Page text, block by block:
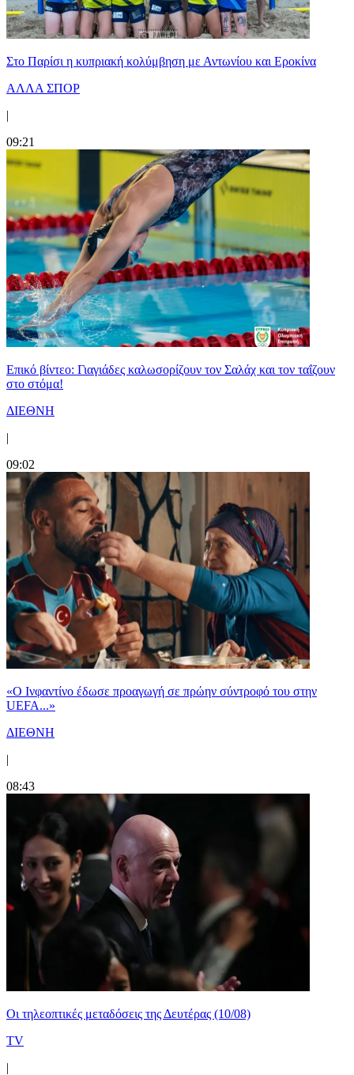
Στο Παρίσι η κυπριακή κολύμβηση με Αντωνίου και Εροκίνα
ΑΛΛΑ ΣΠΟΡ
|
09:21
Επικό βίντεο: Γιαγιάδες καλωσορίζουν τον Σαλάχ και τον ταΐζουν
στο στόμα!
ΔΙΕΘΝΗ
|
09:02
«Ο Ινφαντίνο έδωσε προαγωγή σε πρώην σύντροφό του στην
UEFA...»
ΔΙΕΘΝΗ
|
08:43
Οι τηλεοπτικές μεταδόσεις της Δευτέρας (10/08)
TV
|